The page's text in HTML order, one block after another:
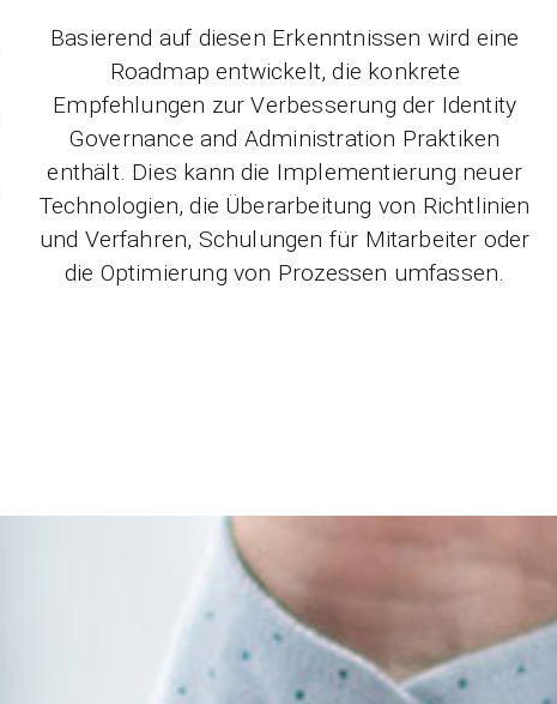
Basierend auf diesen Erkenntnissen wird eine
Roadmap entwickelt, die konkrete
Empfehlungen zur Verbesserung der Identity
Governance and Administration Praktiken
enthält. Dies kann die Implementierung neuer
Technologien, die Überarbeitung von Richtlinien
und Verfahren, Schulungen für Mitarbeiter oder
die Optimierung von Prozessen umfassen.